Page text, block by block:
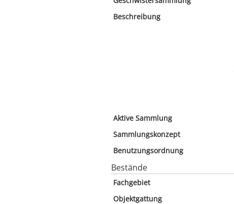
Beschreibung
Aktive Sammlung
Sammlungskonzept
Benutzungsordnung
Bestände
Fachgebiet
Objektgattung